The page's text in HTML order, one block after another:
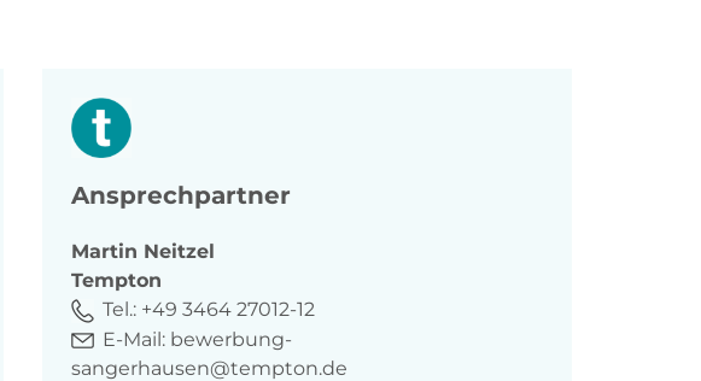
Ansprechpartner
Martin Neitzel
Tempton
Tel.: +49 3464 27012-12
E-Mail: bewerbung-
sangerhausen@tempton.de